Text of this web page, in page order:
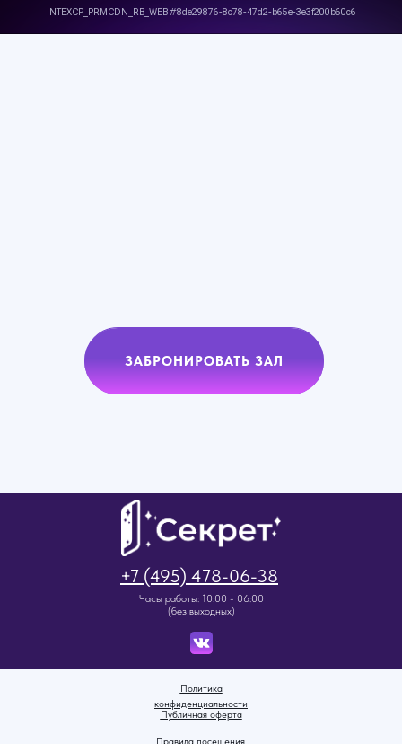
ЗАБРОНИРОВАТЬ ЗАЛ
Часы работы: 10:00 - 06:00
(без выходных)
Политика
конфиденциальности
Публичная оферта
+7 (495) 478-06-38